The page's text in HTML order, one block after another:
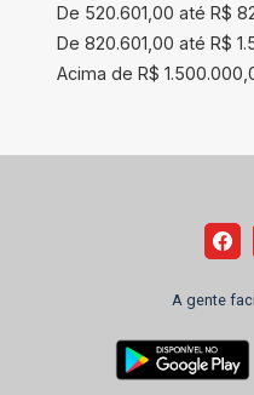
De 520.601,00 até R$
De 820.601,00 até R$
Acima de R$
A gente